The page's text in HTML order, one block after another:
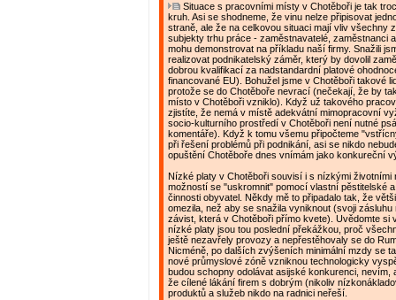
Situace s pracovními místy v Chotěboři je tak
kruh. Asi se shodneme, že vinu nelze připisovat
straně, ale že na celkovou situaci mají vliv všechny
subjekty trhu práce - zaměstnavatelé, zaměstnanci
mohu demonstrovat na příkladu naší firmy. Snažili
realizovat podnikatelský záměr, který by dovolil
dobrou kvalifikací za nadstandardní platové
financované EU). Bohužel jsme v Chotěboři takové
protože se do Chotěboře nevrací (nečekají, že by
místo v Chotěboři vzniklo). Když už takového
zjistíte, že nemá v místě adekvátní mimopracovní
socio-kulturního prostředí v Chotěboři není nutné
komentáře). Když k tomu všemu připočteme
při řešení problémů při podnikání, asi se nikdo
opuštění Chotěboře dnes vnímám jako konkureční
Nízké platy v Chotěboři souvisí i s nízkými životními
možností se "uskromnit" pomocí vlastní pěstitelské
činnosti obyvatel. Někdy mě to připadalo tak, že
omezila, než aby se snažila vyniknout (svoji zásluhu
závist, která v Chotěboři přímo kvete). Uvědomte si
nízké platy jsou tou poslední překážkou, proč
ještě nezavřely provozy a nepřestěhovaly se do
Nicméně, po dalších zvýšeních minimální mzdy se
nové průmyslové zóně vzniknou technologicky
budou schopny odolávat asijské konkurenci, nevím,
že cílené lákání firem s dobrým (nikoliv
produktů a služeb nikdo na radnici neřeší.